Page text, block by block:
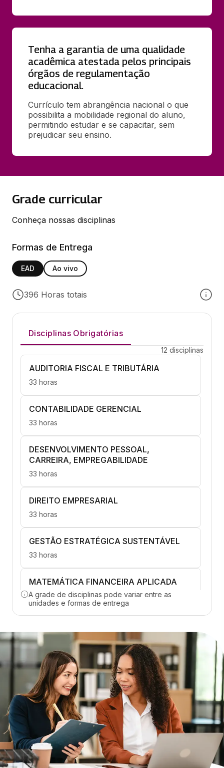
Tenha a garantia de uma qualidade
acadêmica atestada pelos principais
órgãos de regulamentação
educacional.
Currículo tem abrangência nacional o que
possibilita a mobilidade regional do aluno,
permitindo estudar e se capacitar, sem
prejudicar seu ensino.
Grade curricular
Conheça nossas disciplinas
Formas de Entrega
EAD Ao vivo
396 Horas totais
Disciplinas Obrigatórias
12 disciplinas
AUDITORIA FISCAL E TRIBUTÁRIA
33 horas
CONTABILIDADE GERENCIAL
33 horas
DESENVOLVIMENTO PESSOAL,
CARREIRA, EMPREGABILIDADE
33 horas
DIREITO EMPRESARIAL
33 horas
GESTÃO ESTRATÉGICA SUSTENTÁVEL
33 horas
MATEMÁTICA FINANCEIRA APLICADA
33 horas
INTERNA.
33 horas
GESTÃO DAS CONTRIBUIÇÕES PREV. E
TRABALHISTAS
33 horas
GESTÃO DE TRIBUTOS NA FORMAÇÃO DE
PREÇOS E CUSTOS
33 horas
A grade de disciplinas pode variar entre as
unidades e formas de entrega